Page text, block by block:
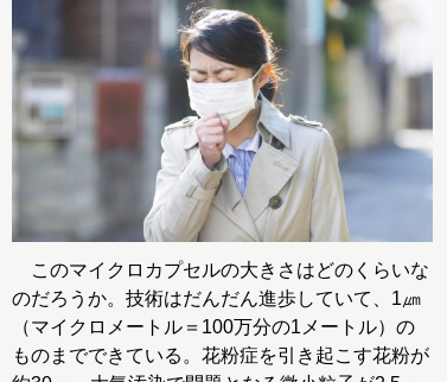
このマイクロカプセルの大きさはどのくらいな
のだろうか。技術はだんだん進歩していて、1㎛
（マイクロメートル＝100万分の1メートル）の
ものまでできている。花粉症を引き起こす花粉が